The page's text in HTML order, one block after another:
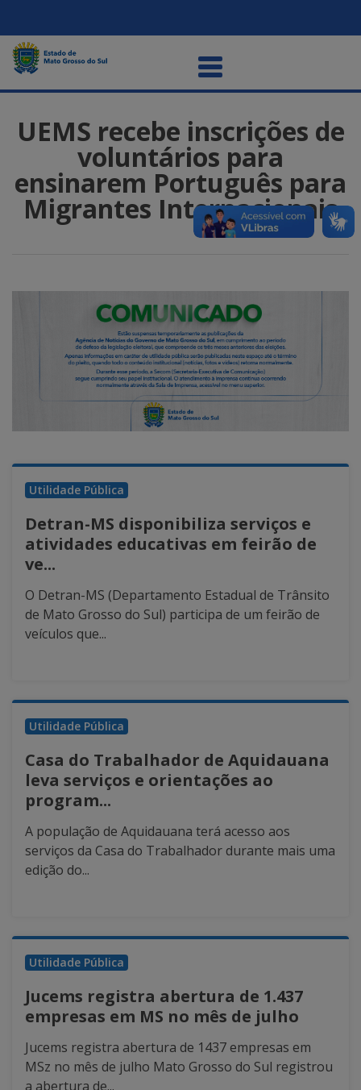
UEMS recebe inscrições de
voluntários para
ensinarem Português para
Migrantes Internacionais
Utilidade Pública
Detran-MS disponibiliza serviços e
atividades educativas em feirão de
ve...
O Detran-MS (Departamento Estadual de Trânsito
de Mato Grosso do Sul) participa de um feirão de
veículos que...
Utilidade Pública
Casa do Trabalhador de Aquidauana
leva serviços e orientações ao
program...
A população de Aquidauana terá acesso aos
serviços da Casa do Trabalhador durante mais uma
edição do...
Utilidade Pública
Jucems registra abertura de 1.437
empresas em MS no mês de julho
Jucems registra abertura de 1437 empresas em
MSz no mês de julho Mato Grosso do Sul registrou
a abertura de...